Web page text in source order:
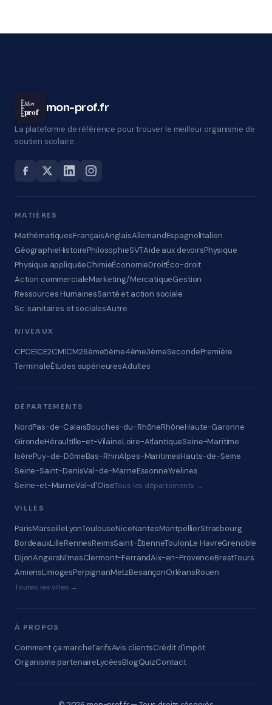
Mon
prof mon-prof.fr
La plateforme de référence pour trouver le meilleur organisme de
soutien scolaire.
MATIÈRES
MathématiquesFrançaisAnglaisAllemandEspagnolItalien
GéographieHistoirePhilosophieSVTAide aux devoirsPhysique
Physique appliquéeChimieÉconomieDroitÉco-droit
Action commercialeMarketing/MercatiqueGestion
Ressources HumainesSanté et action sociale
Sc. sanitaires et socialesAutre
NIVEAUX
CPCE1CE2CM1CM26ème5ème4ème3èmeSecondePremière
TerminaleÉtudes supérieuresAdultes
DÉPARTEMENTS
NordPas-de-CalaisBouches-du-RhôneRhôneHaute-Garonne
GirondeHéraultIlle-et-VilaineLoire-AtlantiqueSeine-Maritime
IsèrePuy-de-DômeBas-RhinAlpes-MaritimesHauts-de-Seine
Seine-Saint-DenisVal-de-MarneEssonneYvelines
Seine-et-MarneVal-d'OiseTous les départements →
VILLES
ParisMarseilleLyonToulouseNiceNantesMontpellierStrasbourg
BordeauxLilleRennesReimsSaint-ÉtienneToulonLe HavreGrenoble
DijonAngersNîmesClermont-FerrandAix-en-ProvenceBrestTours
AmiensLimogesPerpignanMetzBesançonOrléansRouen
Toutes les villes →
À PROPOS
Comment ça marcheTarifsAvis clientsCrédit d'impôt
Organisme partenaireLycéesBlogQuizContact